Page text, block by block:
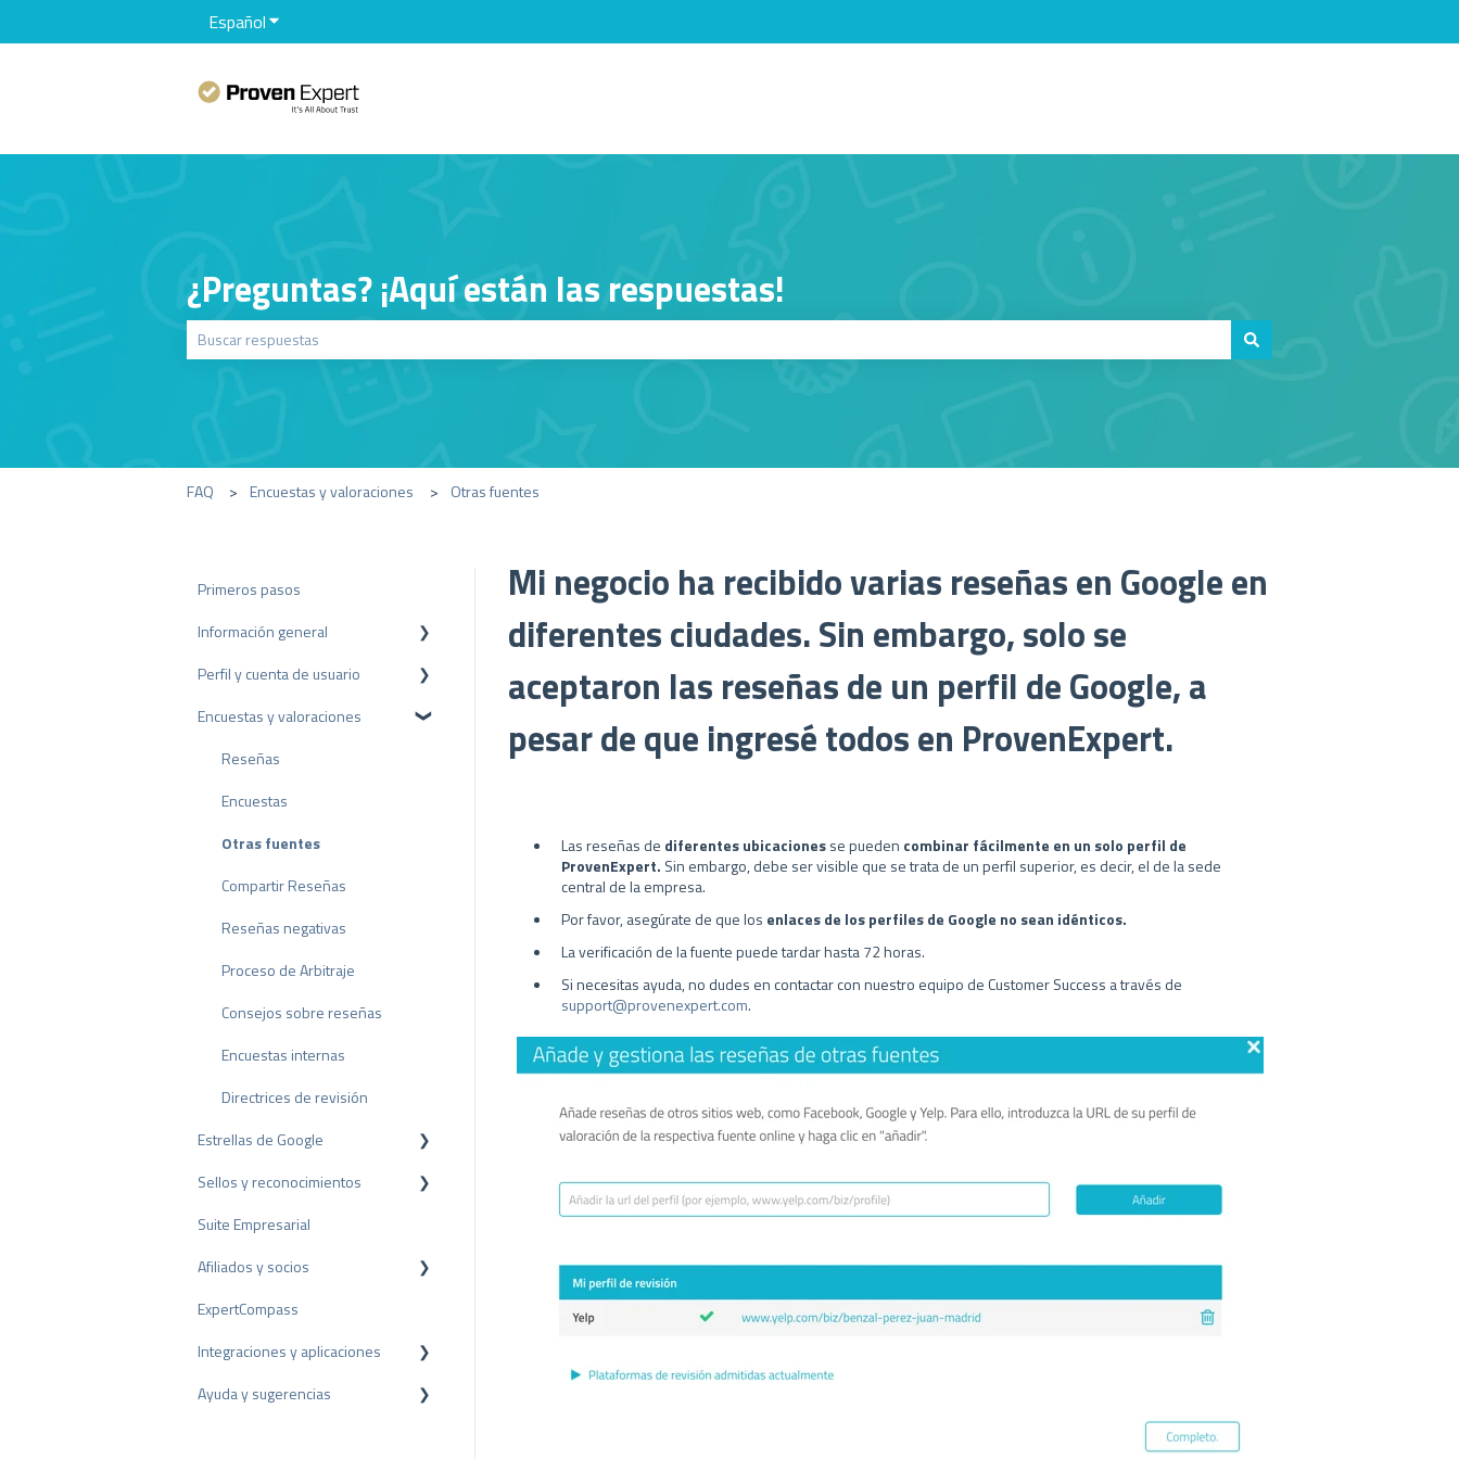
EspañolTraducciones de Mostrar submenú de
¿Preguntas? ¡Aquí están las respuestas!
FAQ Encuestas y valoraciones Otras fuentes
Mi negocio ha recibido varias reseñas en Google en
diferentes ciudades. Sin embargo, solo se
aceptaron las reseñas de un perfil de Google, a
pesar de que ingresé todos en ProvenExpert.
Las reseñas de diferentes ubicacionesse pueden combinar fácilmente en un solo perfil de
ProvenExpert. Sin embargo, debe ser visible que se trata de un perfil superior, es decir, el de la sede
central de la empresa.
Por favor, asegúrate de que los enlaces de los perfiles de Google no sean idénticos.
La verificación de la fuente puede tardar hasta 72 horas.
Si necesitas ayuda, no dudes en contactar con nuestro equipo de Customer Success a través de
support@provenexpert.com.
Primeros pasos
Información general
Protección de datos
Paquetes y precios
API
Perfil y cuenta de usuario
Configuración del perfil
Cuenta de usuario
Facturación
Encuestas y valoraciones
Reseñas
Encuestas
Otras fuentes
Compartir Reseñas
Reseñas negativas
Proceso de Arbitraje
Consejos sobre reseñas
Encuestas internas
Directrices de revisión
Estrellas de Google
Rich Snippet
Sellos y reconocimientos
Sello PRO
Sello de valoración
Premios
Suite Empresarial
Afiliados y socios
Programa de partners
Recomendación
ExpertCompass
Integraciones y aplicaciones
Plugins para CMS
Ayuda y sugerencias